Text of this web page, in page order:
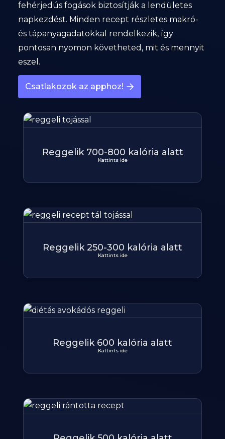
fehérjedús fogások biztosítják a lendületes
napkezdést. Minden recept részletes makró-
és tápanyagadatokkal rendelkezik, így
pontosan nyomon követheted, mit és mennyit
eszel.
Csatlakozok az apphoz!
Reggelik 700-800 kalória alatt
Kattints ide
Reggelik 250-300 kalória alatt
Kattints ide
Reggelik 600 kalória alatt
Kattints ide